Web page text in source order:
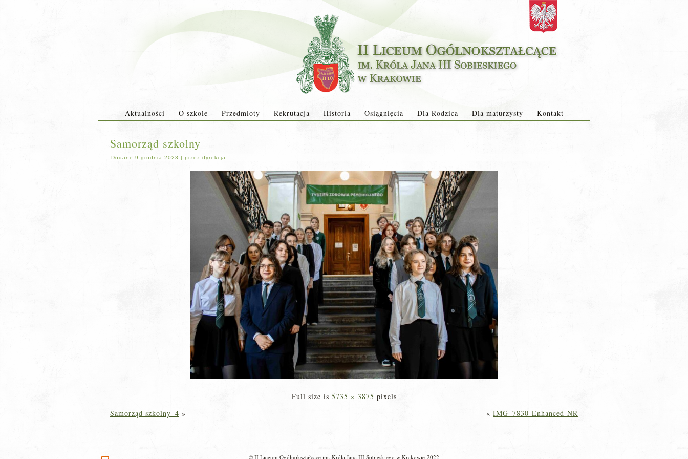
Aktualności O szkole Przedmioty Rekrutacja Historia Osiągnięcia Dla Rodzica Dla maturzysty Kontakt
Samorząd szkolny
Dodane 9 grudnia 2023 | przez dyrekcja
Full size is 5735 × 3875 pixels
Samorząd szkolny_4 » « IMG_7830-Enhanced-NR
© II Liceum Ogólnokształcące im. Króla Jana III Sobieskiego w Krakowie 2022